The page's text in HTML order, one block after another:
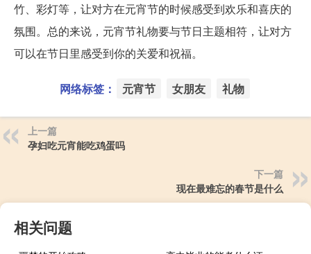
竹、彩灯等，让对方在元宵节的时候感受到欢乐和喜庆的
氛围。总的来说，元宵节礼物要与节日主题相符，让对方
可以在节日里感受到你的关爱和祝福。
网络标签： 元宵节 女朋友 礼物
上一篇
孕妇吃元宵能吃鸡蛋吗
下一篇
现在最难忘的春节是什么
相关问题